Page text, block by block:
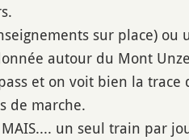
sur place) ou
autour du Mont
et on voit bien la
de marche.
un seul train par